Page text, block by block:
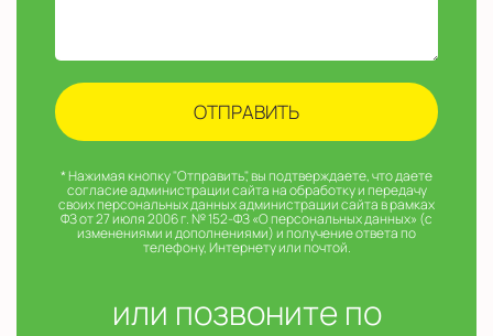
* Нажимая кнопку "Отправить", вы подтверждаете, что даете
согласие администрации сайта на обработку и передачу
своих персональных данных администрации сайта в рамках
ФЗ от 27 июля 2006 г. № 152-ФЗ «О персональных данных» (с
изменениями и дополнениями) и получение ответа по
телефону, Интернету или почтой.
или позвоните по